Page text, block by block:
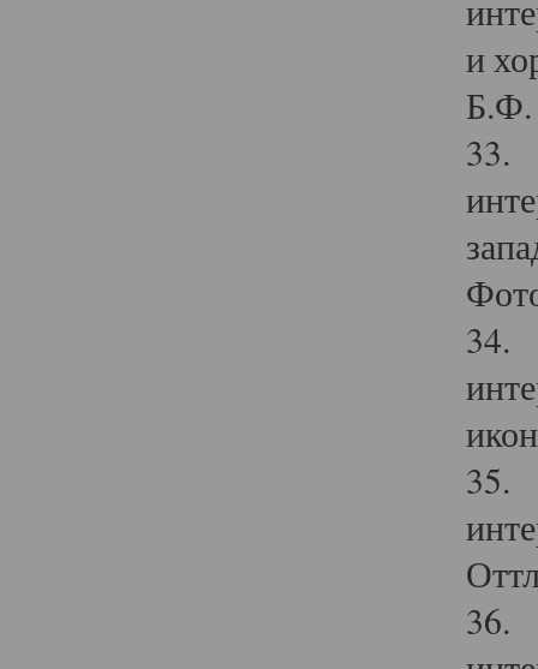
и
Б.Ф.
33.
34.
35.
36.